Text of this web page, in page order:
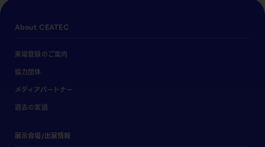
About CEATEC
来場登録のご案内
協力団体
メディアパートナー
過去の実績
展示会場/出展情報